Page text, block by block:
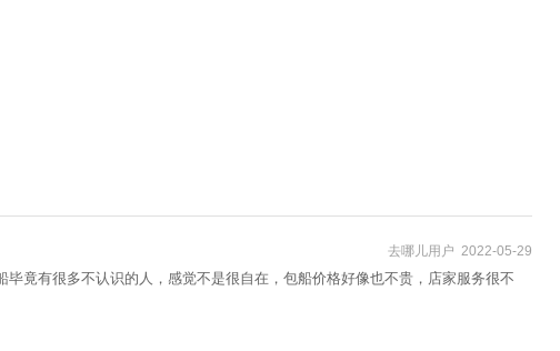
竟有很多不认识的人，感觉不是很自在，包船价格好像也不贵，店家服务很不